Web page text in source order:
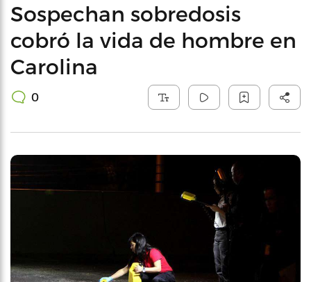
Sospechan sobredosis
cobró la vida de hombre en
Carolina
0